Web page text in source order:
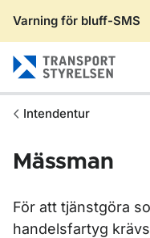
Varning för bluff-SMS
Intendentur
Mässman
För att tjänstgöra
handelsfartyg